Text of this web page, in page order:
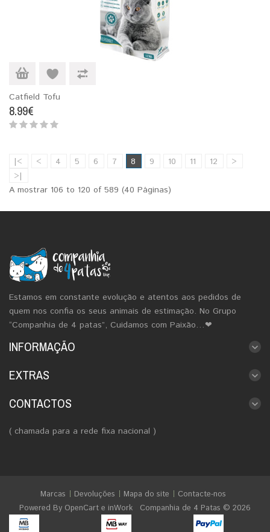
Catfield Tofu
8.99€
|< < 4 5 6 7 8 9 10 11 12
>
>|
A mostrar 106 to 120 of 589 (40 Páginas)
Estamos em constante evolução e atentos aos pedidos de
quem nos confia os seus animais de estimação. No Grupo
“Companhia de 4 patas”, Cuidamos com Paixão…❤
INFORMAÇÃO
EXTRAS
CONTACTOS
( chamada para a rede fixa nacional )
Marcas Devoluções Mapa do site
Contacte-nos
Powered By OpenCart e inWork Companhia de 4 Patas © 2026